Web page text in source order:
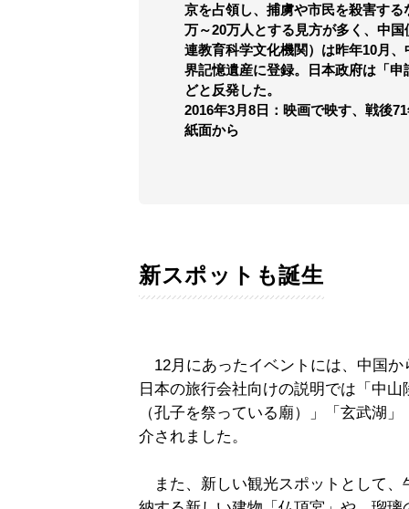
京を占領し、捕虜や市民を殺害す
万～20万人とする見方が多く、中
連教育科学文化機関）は昨年10月
界記憶遺産に登録。日本政府は「
どと反発した。
2016年3月8日：映画で映す、戦後
紙面から
新スポットも誕生
12月にあったイベントには、中国か
日本の旅行会社向けの説明では「中
（孔子を祭っている廟）」「玄武湖
介されました。
また、新しい観光スポットとして、